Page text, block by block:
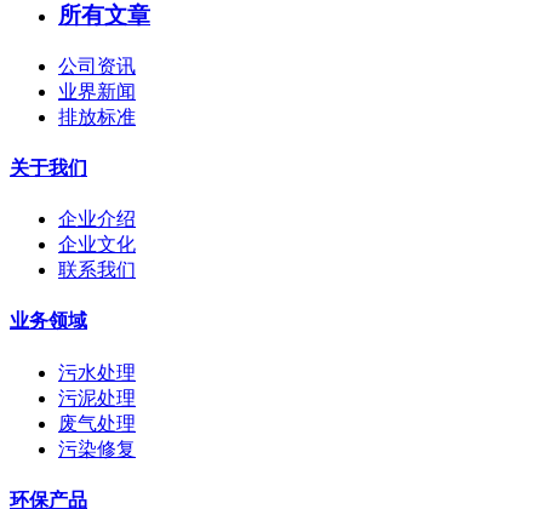
所有文章
公司资讯
业界新闻
排放标准
关于我们
企业介绍
企业文化
联系我们
业务领域
污水处理
污泥处理
废气处理
污染修复
环保产品